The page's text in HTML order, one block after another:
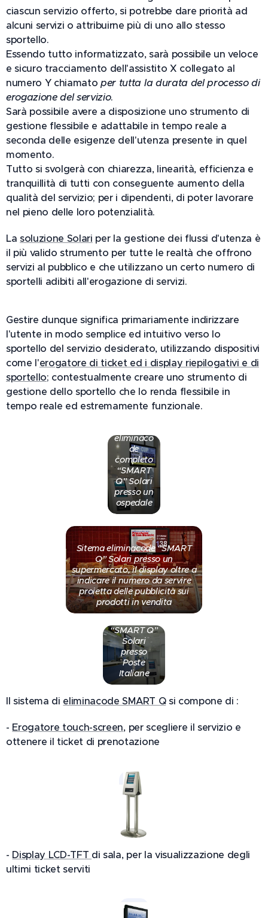
ciascun servizio offerto, si potrebbe dare priorità ad
alcuni servizi o attribuirne più di uno allo stesso
sportello.
Essendo tutto informatizzato, sarà possibile un veloce
e sicuro tracciamento dell'assistito X collegato al
numero Y chiamatoper tutta la durata del processo di
erogazione del servizio.
Sarà possibile avere a disposizione uno strumento di
gestione flessibile e adattabile in tempo reale a
seconda delle esigenze dell'utenza presente in quel
momento.
Tutto si svolgerà con chiarezza, linearità, efficienza e
tranquillità di tutti con conseguente aumento della
qualità del servizio; per i dipendenti, di poter lavorare
nel pieno delle loro potenzialità.
Lasoluzione Solari per la gestione dei flussi d'utenza è
il più valido strumento per tutte le realtà che offrono
servizi al pubblico e che utilizzano un certo numero di
sportelli adibiti all'erogazione di servizi.
Gestire dunque significa primariamente indirizzare
l'utente in modo semplice ed intuitivo verso lo
sportello del servizio desiderato, utilizzando dispositivi
come l'erogatore di ticket ed i display riepilogativi e di
sportello; contestualmente creare uno strumento di
gestione dello sportello che lo renda flessibile in
tempo reale ed estremamente funzionale.
eliminaco
de
completo
“SMART
Q” Solari
presso un
ospedale
Sitema eliminacode “SMART
Q” Solari presso un
supermercato, il display oltre a
indicare il numero da servire
proietta delle pubblicità sui
prodotti in vendita
Sitema
eliminacode
“SMART Q”
Solari
presso
Poste
Italiane
Il sistema di eliminacode SMART Qsi compone di :
- Erogatore touch-screen, per scegliere il servizio e
ottenere il ticket di prenotazione
- Display LCD-TFT di sala, per la visualizzazione degli
ultimi ticket serviti